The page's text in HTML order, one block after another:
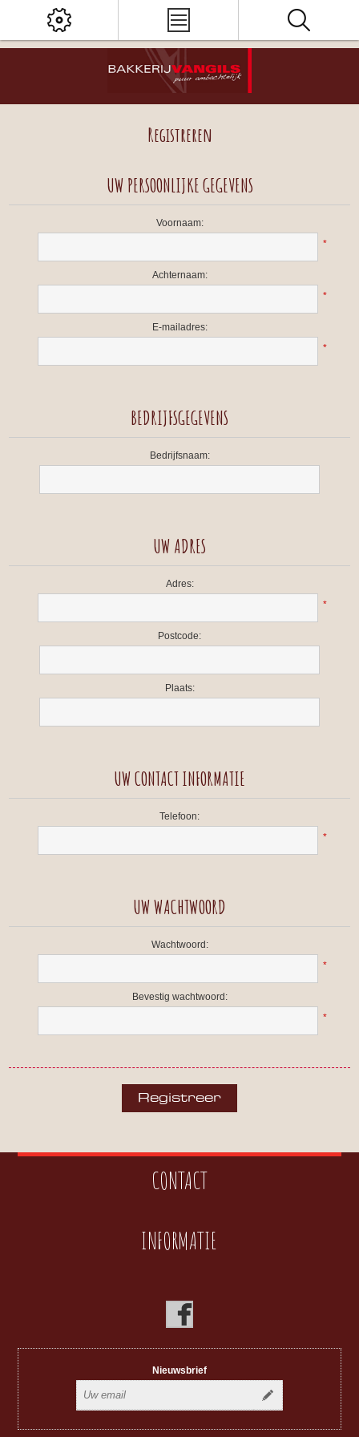
Registreren
UW PERSOONLIJKE GEGEVENS
Voornaam:
*
Achternaam:
*
E-mailadres:
*
BEDRIJFSGEGEVENS
Bedrijfsnaam:
UW ADRES
Adres:
*
Postcode:
Plaats:
UW CONTACT INFORMATIE
Telefoon:
*
UW WACHTWOORD
Wachtwoord:
*
Bevestig wachtwoord:
*
CONTACT
INFORMATIE
Nieuwsbrief